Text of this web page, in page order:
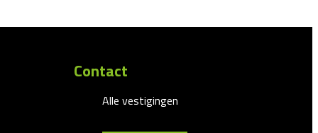
Contact
Alle vestigingen